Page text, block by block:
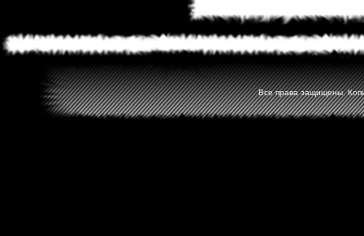
Все права защищены.